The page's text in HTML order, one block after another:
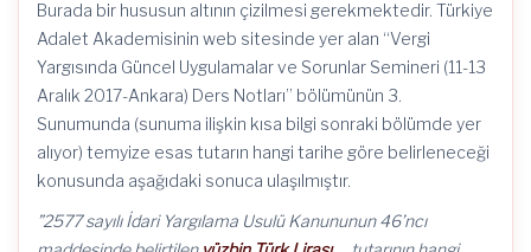
Burada bir hususun altının çizilmesi gerekmektedir. Türkiye
Adalet Akademisinin web sitesinde yer alan “Vergi
Yargısında Güncel Uygulamalar ve Sorunlar Semineri (11-13
Aralık 2017-Ankara) Ders Notları” bölümünün 3.
Sunumunda (sunuma ilişkin kısa bilgi sonraki bölümde yer
alıyor) temyize esas tutarın hangi tarihe göre belirleneceği
konusunda aşağıdaki sonuca ulaşılmıştır.
”2577 sayılı İdari Yargılama Usulü Kanununun 46’ncı